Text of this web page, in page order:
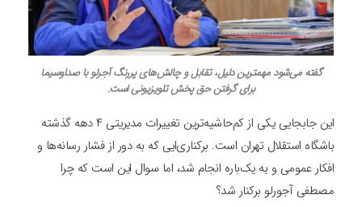
گفته می‌شود مهمترین دلیل، تقابل و چالش‌های پررنگ آجرلو با صداوسیما
برای گرفتن حق پخش تلویزیونی است.
این جابجایی یکی از کم‌حاشیه‌ترین تغییرات مدیریتی ۴ دهه گذشته
باشگاه استقلال تهران است. برکناری‌ایی که به دور از فشار رسانه‌ها و
افکار عمومی و به یک‌باره انجام شد، اما سوال این است که چرا
مصطفی آجورلو برکنار شد؟